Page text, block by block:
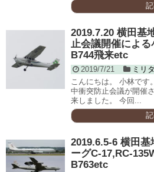
2019.7.20 横田基
止会議開催によ
B744飛来etc
2019/7/21
ミリ
こんにちは。 小林です
中衝突防止会議が開催
来しました。 今回...
2019.6.5-6 横田
ーグC-17,RC-
B763etc